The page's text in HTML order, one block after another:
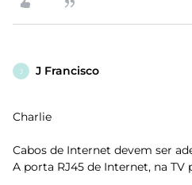
J J Francisco
Charlie
Cabos de Internet devem ser
A porta RJ45 de Internet, na TV